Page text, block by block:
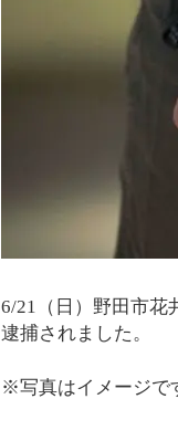
6/21（日）野田市花
逮捕されました。
※写真はイメージで